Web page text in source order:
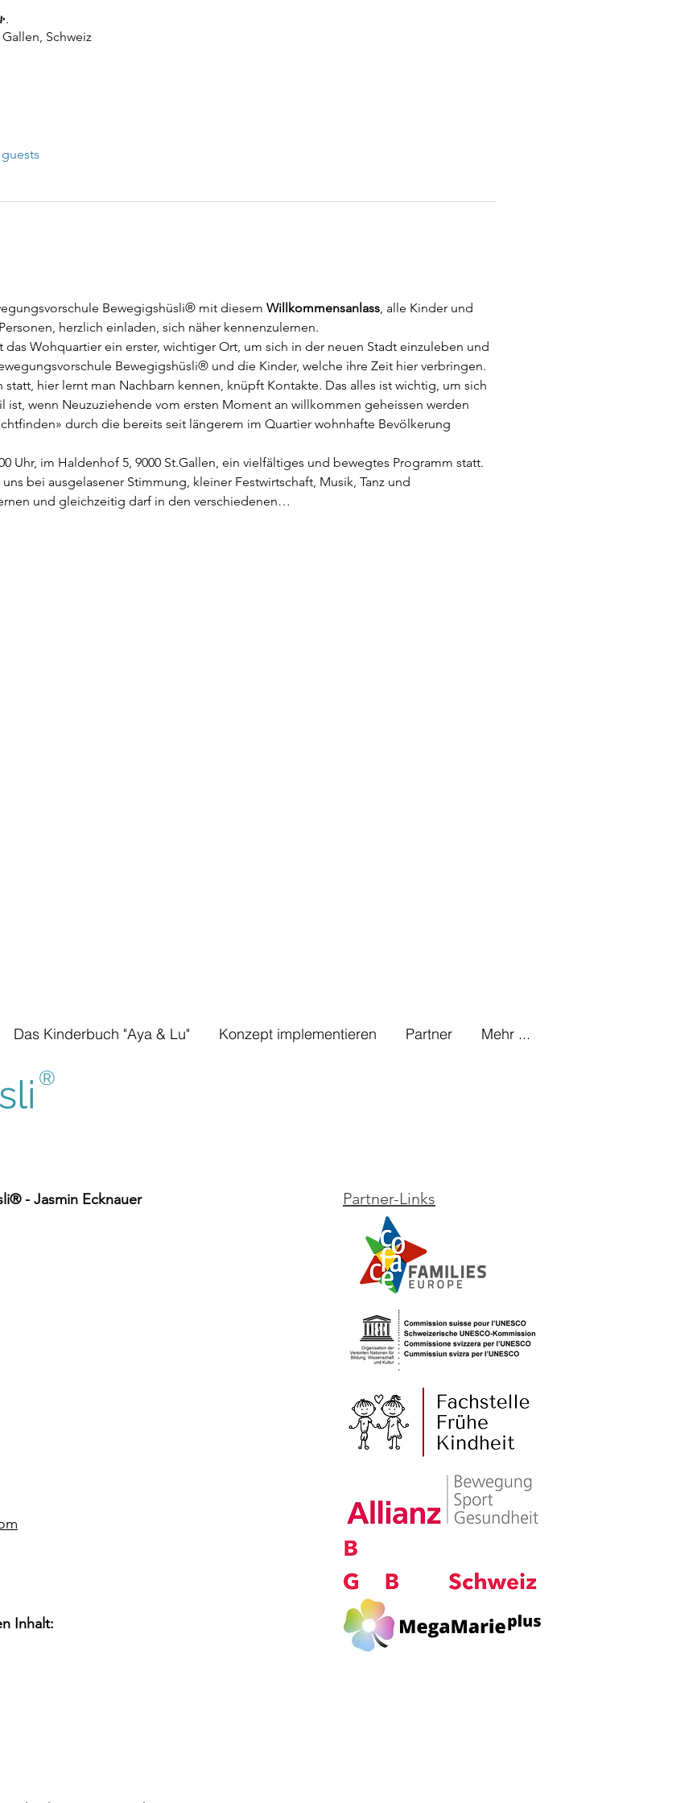
Schweiz
Bewegigshüsli® mit diesem Willkommensanlass, alle Kinder und
herzlich einladen, sich näher kennenzulernen.
das Wohquartier ein erster, wichtiger Ort, um sich in der neuen Stadt einzuleben und
Bewegigshüsli® und die Kinder, welche ihre Zeit hier verbringen.
hier lernt man Nachbarn kennen, knüpft Kontakte. Das alles ist wichtig, um sich
ist, wenn Neuzuziehende vom ersten Moment an willkommen geheissen werden
durch die bereits seit längerem im Quartier wohnhafte Bevölkerung
Uhr, im Haldenhof 5, 9000 St.Gallen, ein vielfältiges und bewegtes Programm statt.
bei ausgelasener Stimmung, kleiner Festwirtschaft, Musik, Tanz und
und gleichzeitig darf in den verschiedenen…
Das Kinderbuch "Aya & Lu" Konzept implementieren Partner Mehr ...
®
- Jasmin Ecknauer
Inhalt:
Partner-Links